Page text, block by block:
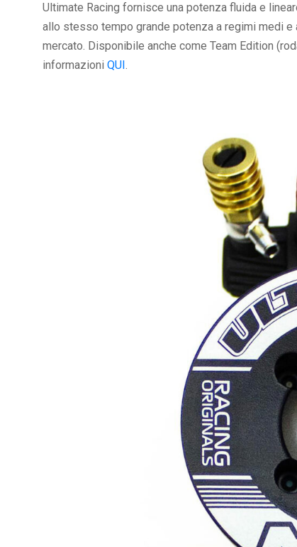
Ultimate Racing fornisce una potenza fluida e
allo stesso tempo grande potenza a regimi medi e
mercato. Disponibile anche come Team Edition
informazioni QUI .